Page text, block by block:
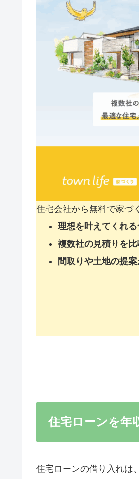
住宅会社から無料で家づ
理想を叶えてくれ
複数社の見積りを
間取りや土地の提
住宅ローンを年
住宅ローンの借り入れは、